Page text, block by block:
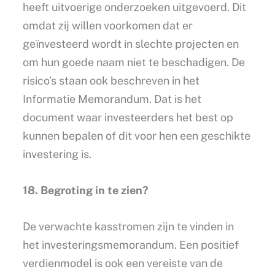
heeft uitvoerige onderzoeken uitgevoerd. Dit
omdat zij willen voorkomen dat er
geïnvesteerd wordt in slechte projecten en
om hun goede naam niet te beschadigen. De
risico’s staan ook beschreven in het
Informatie Memorandum. Dat is het
document waar investeerders het best op
kunnen bepalen of dit voor hen een geschikte
investering is.
18. Begroting in te zien?
De verwachte kasstromen zijn te vinden in
het investeringsmemorandum. Een positief
verdienmodel is ook een vereiste van de